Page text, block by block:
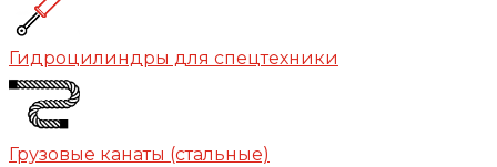
Гидроцилиндры для спецтехники
Грузовые канаты (стальные)